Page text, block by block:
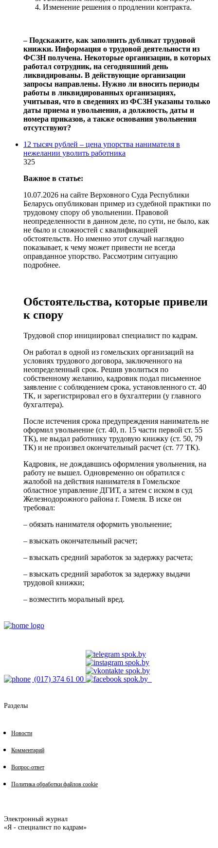
Изменение решения о продлении контракта.
‒ Подскажите, как заполнить дубликат трудовой
книжки. Информация о трудовой деятельности из
ФСЗН получена. Некоторые организации, в которых
работал сотрудник, на сегодняшний день
ликвидированы. В действующие организации
запросы направлены. Нужно ли вносить периоды
работы в ликвидированных организациях,
учитывая, что в сведениях из ФСЗН указаны только
даты приема и увольнения, а должность, даты и
номера приказов, а также основания увольнения
отсутствуют?
12 тысяч рублей – цена упорства нанимателя в
нежелании уволить работника
325
Важное в статье:
10.07.2026 на сайте Верховного Суда Республики
Беларусь опубликован пример из судебной практики по
трудовому спору об увольнении. Правовой
неопределенности в данном деле, по сути, не было, как
не было и сложностей с квалификацией
обстоятельств. Но именно этот случай наглядно
показывает, к чему может привести не всегда
оправданное упорство. Рассмотрим ситуацию
подробнее.
Обстоятельства, которые привели
к спору
Трудовой спор инициировал специалист по кадрам.
Он работал в одной из гомельских организаций на
условиях трудового договора, заключенного на
неопределенный срок. Решив уволиться по
собственному желанию, кадровик подал письменное
заявление с соблюдением срока, установленного ст. 40
ТК, и зарегистрировал его в бухгалтерии (у главного
бухгалтера).
После истечения срока предупреждения наниматель не
оформил увольнение (ст. 40, п. 15 части первой ст. 55
ТК), не выдал работнику трудовую книжку (ст. 50, 79
ТК) и не произвел окончательный расчет (ст. 77 ТК).
Кадровик, не дождавшись оформления увольнения, на
работу не вышел. Одновременно он обратился с
жалобой на действия нанимателя в Гомельское
областное управление ДГИТ, а затем с иском в суд
Железнодорожного района г. Гомеля. В иске он
требовал:
– обязать нанимателя оформить увольнение;
– взыскать окончательный расчет;
– взыскать средний заработок за задержку расчета;
– взыскать средний заработок за задержку выдачи
трудовой книжки;
– возместить моральный вред.
(017) 374 61 00
Разделы
Новости
Комментарий
Вопрос-ответ
Политика обработки файлов cookie
Электронный журнал
«Я - специалист по кадрам»